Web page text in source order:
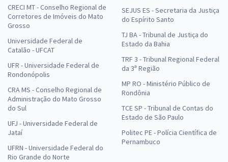
CRECI MT - Conselho Regional de
Corretores de Imóveis do Mato
Grosso
Universidade Federal de
Catalão - UFCAT
UFR - Universidade Federal de
Rondonópolis
CRA MS - Conselho Regional de
Administração do Mato Grosso
do Sul
UFJ - Universidade Federal de
Jataí
UFRN - Universidade Federal do
Rio Grande do Norte
SEJUS ES - Secretaria da Justiça
do Espírito Santo
TJ BA - Tribunal de Justiça do
Estado da Bahia
TRF 3 - Tribunal Regional Federal
da 3ª Região
MP RO - Ministério Público de
Rondônia
TCE SP - Tribunal de Contas do
Estado de São Paulo
Politec PE - Polícia Científica de
Pernambuco